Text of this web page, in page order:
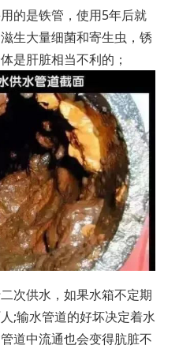
的是铁管，使用5年后就
生大量细菌和寄生虫，锈
是肝脏相当不利的；
次供水，如果水箱不定期
;输水管道的好坏决定着水
道中流通也会变得肮脏不